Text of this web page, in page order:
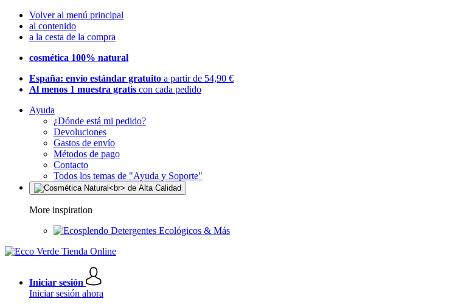
Volver al menú principal
al contenido
a la cesta de la compra
cosmética 100% natural
España: envío estándar gratuito a partir de 54,90 €
Al menos 1 muestra gratis con cada pedido
Ayuda
¿Dónde está mi pedido?
Devoluciones
Gastos de envío
Métodos de pago
Contacto
Todos los temas de "Ayuda y Soporte"
More inspiration
Detergentes Ecológicos & Más
Iniciar sesión
Iniciar sesión ahora